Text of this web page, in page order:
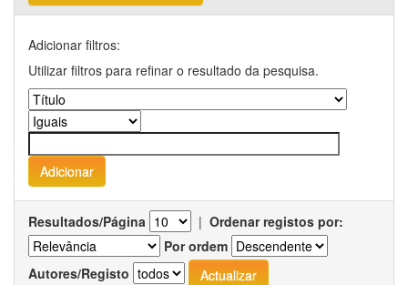
Adicionar filtros:
Utilizar filtros para refinar o resultado da pesquisa.
Resultados/Página | Ordenar registos por:
Por ordem
Autores/Registo